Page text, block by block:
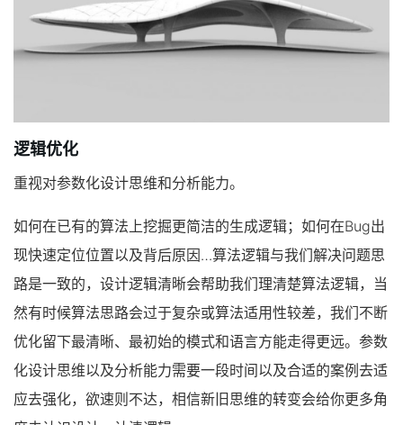
逻辑优化
重视对参数化设计思维和分析能力。
如何在已有的算法上挖掘更简洁的生成逻辑；如何在Bug出
现快速定位位置以及背后原因…算法逻辑与我们解决问题思
路是一致的，设计逻辑清晰会帮助我们理清楚算法逻辑，当
然有时候算法思路会过于复杂或算法适用性较差，我们不断
优化留下最清晰、最初始的模式和语言方能走得更远。参数
化设计思维以及分析能力需要一段时间以及合适的案例去适
应去强化，欲速则不达，相信新旧思维的转变会给你更多角